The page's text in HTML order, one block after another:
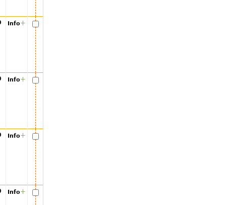
Info+
Info+
Info+
Info+